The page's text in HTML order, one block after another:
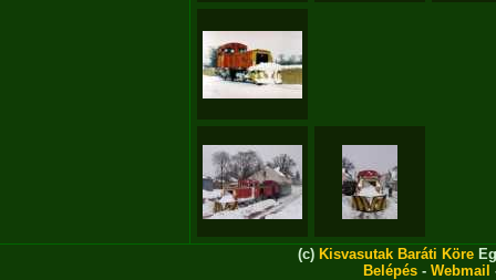
(c) Kisvasutak Baráti Köre
Belépés - Webmail